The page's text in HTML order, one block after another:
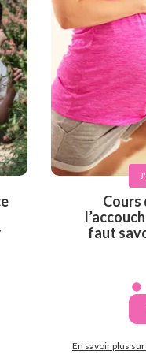
Cours
faut
En savoir plus